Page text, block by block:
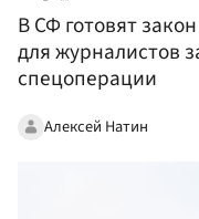
В СФ готовят
для журналистов
спецоперации
Алексей Натин